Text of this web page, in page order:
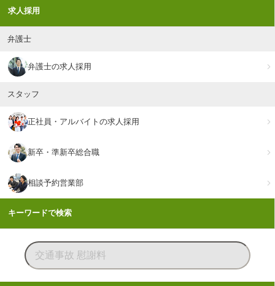
求人採用
弁護士
弁護士の求人採用
スタッフ
正社員・アルバイトの求人採用
新卒・準新卒総合職
相談予約営業部
キーワードで検索